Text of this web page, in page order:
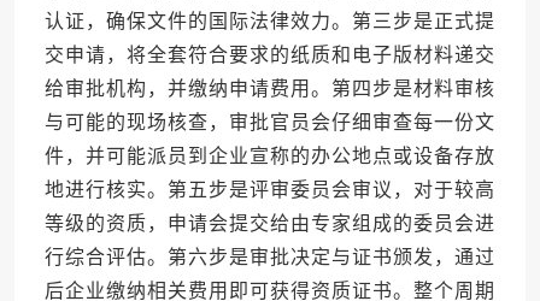
认证，确保文件的国际法律效力。第三步是正式提
交申请，将全套符合要求的纸质和电子版材料递交
给审批机构，并缴纳申请费用。第四步是材料审核
与可能的现场核查，审批官员会仔细审查每一份文
件，并可能派员到企业宣称的办公地点或设备存放
地进行核实。第五步是评审委员会审议，对于较高
等级的资质，申请会提交给由专家组成的委员会进
行综合评估。第六步是审批决定与证书颁发，通过
后企业缴纳相关费用即可获得资质证书。整个周期